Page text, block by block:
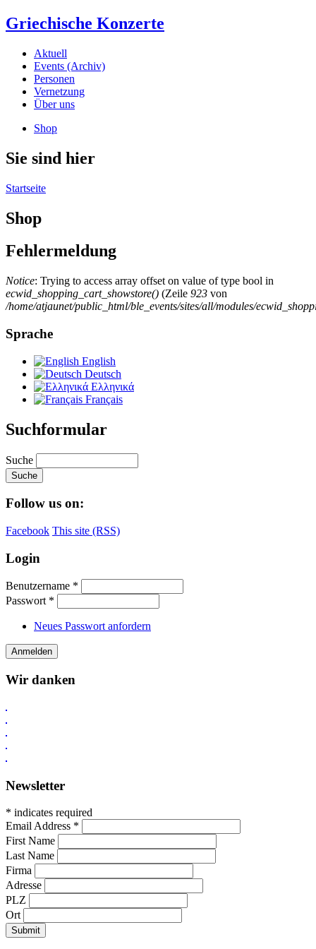
Griechische Konzerte
Aktuell
Events (Archiv)
Personen
Vernetzung
Über uns
Shop
Sie sind hier
Startseite
Shop
Fehlermeldung
Notice: Trying to access array offset on value of type bool in
ecwid_shopping_cart_showstore() (Zeile 923 von
/home/atjaunet/public_html/ble_events/sites/all/modules/
Sprache
English
Deutsch
Ελληνικά
Français
Suchformular
Suche
Follow us on:
Facebook This site (RSS)
Login
Benutzername *
Passwort *
Neues Passwort anfordern
Wir danken
Newsletter
* indicates required
Email Address *
First Name
Last Name
Firma
Adresse
PLZ
Ort